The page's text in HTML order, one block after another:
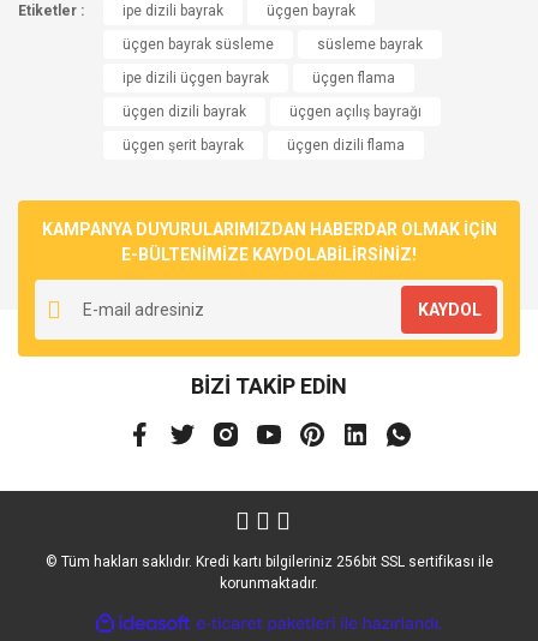
Etiketler : ipe dizili bayrak
üçgen bayrak
üçgen bayrak süsleme
süsleme bayrak
ipe dizili üçgen bayrak
üçgen flama
üçgen dizili bayrak
üçgen açılış bayrağı
üçgen şerit bayrak
üçgen dizili flama
KAMPANYA DUYURULARIMIZDAN HABERDAR OLMAK İÇİN
E-BÜLTENİMİZE KAYDOLABİLİRSİNİZ!
KAYDOL
BİZİ TAKİP EDİN
© Tüm hakları saklıdır. Kredi kartı bilgileriniz 256bit SSL sertifikası ile
korunmaktadır.
ideasoft
e-